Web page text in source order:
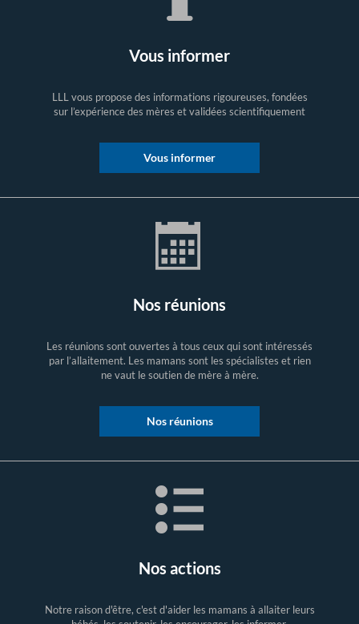
Vous informer
LLL vous propose des informations rigoureuses, fondées
sur l’expérience des mères et validées scientifiquement
Vous informer
Nos réunions
Les réunions sont ouvertes à tous ceux qui sont intéressés
par l’allaitement. Les mamans sont les spécialistes et rien
ne vaut le soutien de mère à mère.
Nos réunions
Nos actions
Notre raison d'être, c'est d'aider les mamans à allaiter leurs